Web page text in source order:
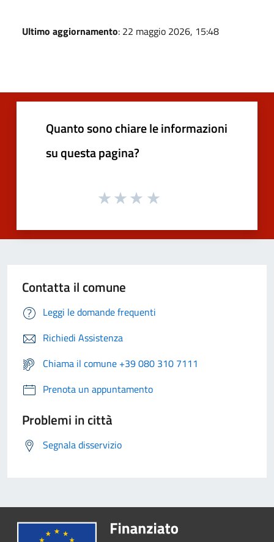
Ultimo aggiornamento: 22 maggio 2026, 15:48
Quanto sono chiare le informazioni
su questa pagina?
Contatta il comune
Leggi le domande frequenti
Richiedi Assistenza
Chiama il comune +39 080 310 7111
Prenota un appuntamento
Problemi in città
Segnala disservizio